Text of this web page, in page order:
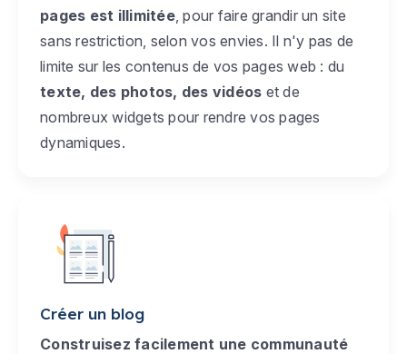
pages est illimitée, pour faire grandir un site
sans restriction, selon vos envies. Il n'y pas de
limite sur les contenus de vos pages web : du
texte, des photos, des vidéos et de
nombreux widgets pour rendre vos pages
dynamiques.
Créer un blog
Construisez facilement une communauté